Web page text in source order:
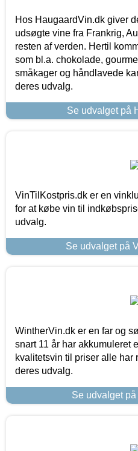
Hos HaugaardVin.dk giver
udsøgte vine fra Frankrig,
resten af verden. Hertil
som bl.a. chokolade,
småkager og håndlavede
deres udvalg.
Se udvalget på
VinTilKostpris.dk er en
for at købe vin til
udvalg.
Se udvalget på
WintherVin.dk er en far og
snart 11 år har akkumuleret
kvalitetsvin til priser alle har
deres udvalg.
Se udvalget